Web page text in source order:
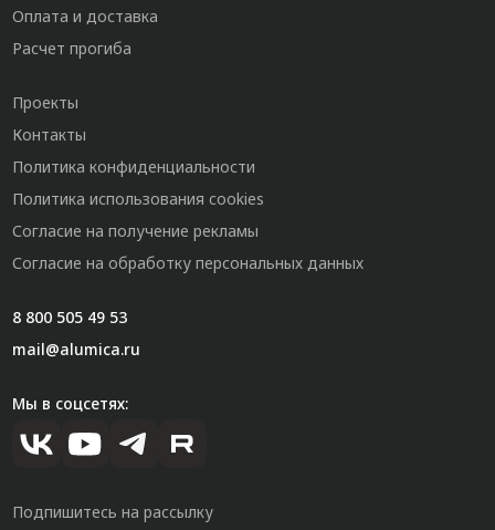
Оплата и доставка
Расчет прогиба
Проекты
Контакты
Политика конфиденциальности
Политика использования cookies
Согласие на получение рекламы
Согласие на обработку персональных данных
8 800 505 49 53
mail@alumica.ru
Мы в соцсетях:
Подпишитесь на рассылку